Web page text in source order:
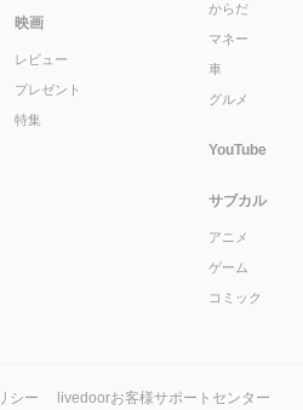
映画
レビュー
プレゼント
特集
からだ
マネー
車
グルメ
YouTube
サブカル
アニメ
ゲーム
コミック
シー livedoorお客様サポートセンター